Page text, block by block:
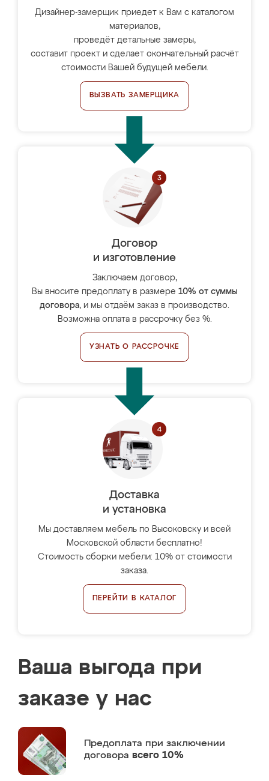
Дизайнер-замерщик приедет к Вам с каталогом
материалов,
проведёт детальные замеры,
составит проект и сделает окончательный расчёт
стоимости Вашей будущей мебели.
ВЫЗВАТЬ ЗАМЕРЩИКА
Договор
и изготовление
Заключаем договор,
Вы вносите предоплату в размере 10% от суммы
договора, и мы отдаём заказ в производство.
Возможна оплата в рассрочку без %.
УЗНАТЬ О РАССРОЧКЕ
Доставка
и установка
Мы доставляем мебель по Высоковску и всей
Московской области бесплатно!
Стоимость сборки мебели: 10% от стоимости
заказа.
ПЕРЕЙТИ В КАТАЛОГ
Ваша выгода при
заказе у нас
Предоплата при заключении
договора всего 10%